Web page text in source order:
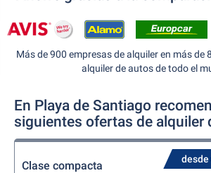
Más de 900 empresas de alquiler en más de
alquiler de autos de todo el
En Playa de Santiago
siguientes ofertas de alquiler
desde
Clase compacta